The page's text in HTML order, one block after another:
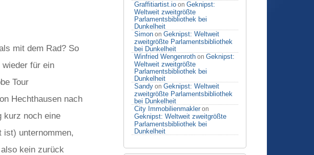
Graffitiartist.io on Geknipst:
Weltweit zweitgrößte
Parlamentsbibliothek bei
Dunkelheit
Simon on Geknipst: Weltweit
zweitgrößte Parlamentsbibliothek
bei Dunkelheit
Winfried Wengenroth on Geknipst:
Weltweit zweitgrößte
Parlamentsbibliothek bei
Dunkelheit
Sandy on Geknipst: Weltweit
zweitgrößte Parlamentsbibliothek
bei Dunkelheit
City Immobilienmakler on
Geknipst: Weltweit zweitgrößte
Parlamentsbibliothek bei
Dunkelheit
mit dem Rad? So
für ein
Tour
Hechthausen nach
kurz noch eine
ist) unternommen,
kein zurück